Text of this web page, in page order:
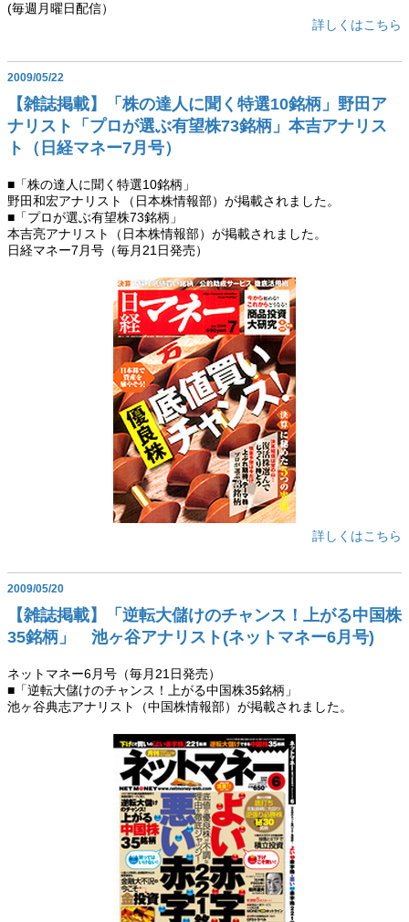
(毎週月曜日配信）
詳しくはこちら
2009/05/22
【雑誌掲載】「株の達人に聞く特選10銘柄」野田ア
ナリスト「プロが選ぶ有望株73銘柄」本吉アナリス
ト（日経マネー7月号）
■「株の達人に聞く特選10銘柄」
野田和宏アナリスト（日本株情報部）が掲載されました。
■「プロが選ぶ有望株73銘柄」
本吉亮アナリスト（日本株情報部）が掲載されました。
日経マネー7月号（毎月21日発売）
詳しくはこちら
2009/05/20
【雑誌掲載】「逆転大儲けのチャンス！上がる中国株
35銘柄」 池ヶ谷アナリスト(ネットマネー6月号)
ネットマネー6月号（毎月21日発売）
■「逆転大儲けのチャンス！上がる中国株35銘柄」
池ヶ谷典志アナリスト（中国株情報部）が掲載されました。